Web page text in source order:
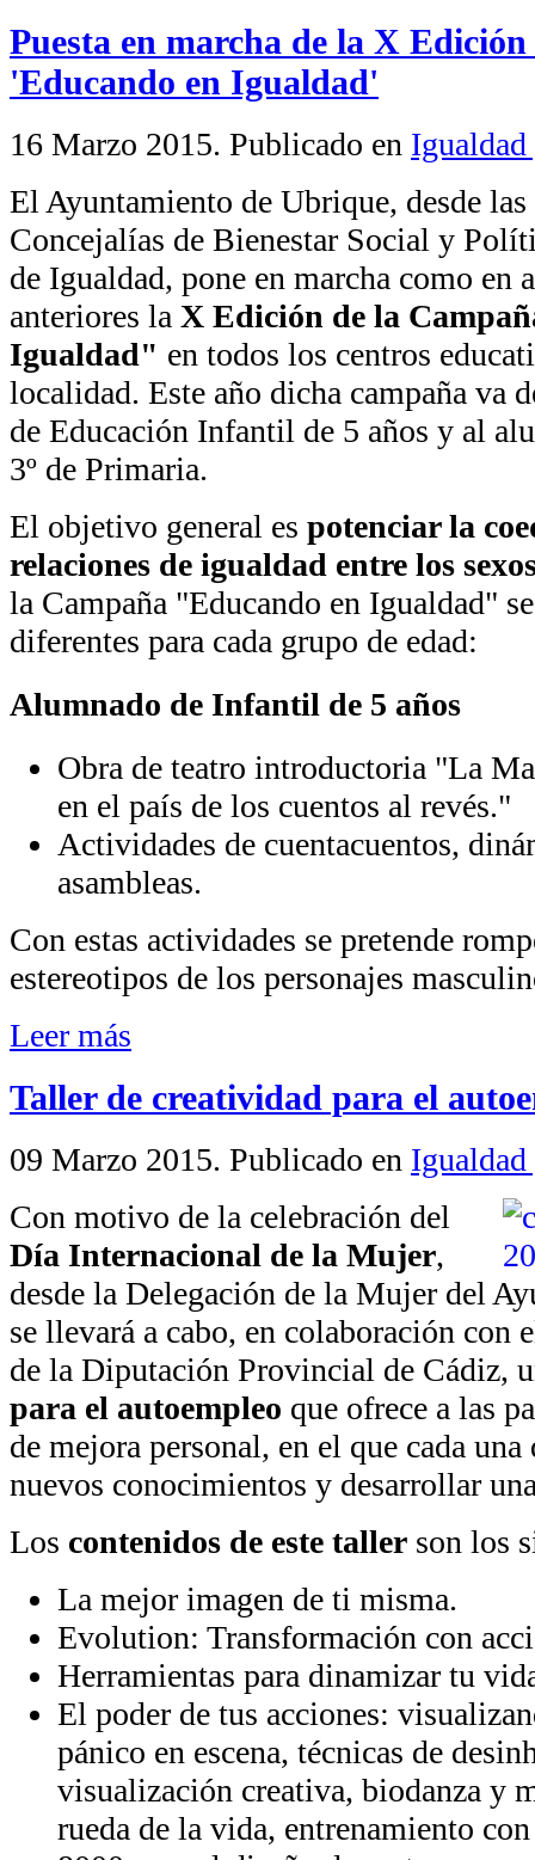
Puesta en marcha de la X
'Educando en Igualdad'
16 Marzo 2015. Publicado en
El Ayuntamiento de Ubrique, desde las
Concejalías de Bienestar Social y
de Igualdad, pone en marcha como en
anteriores la X Edición de la
Igualdad" en todos los centros
localidad. Este año dicha campaña va
de Educación Infantil de 5 años y al
3º de Primaria.
El objetivo general es potenciar la
relaciones de igualdad entre los
la Campaña "Educando en Igualdad"
diferentes para cada grupo de edad:
Alumnado de Infantil de 5 años
Obra de teatro introductoria "La
en el país de los cuentos al revés."
Actividades de cuentacuentos,
asambleas.
Con estas actividades se pretende
estereotipos de los personajes
Leer más
Taller de creatividad para el
09 Marzo 2015. Publicado en
Con motivo de la celebración del
Día Internacional de la Mujer,
desde la Delegación de la Mujer del
se llevará a cabo, en colaboración con
de la Diputación Provincial de Cádiz,
para el autoempleo que ofrece a las
de mejora personal, en el que cada
nuevos conocimientos y desarrollar
Los contenidos de este taller son los
La mejor imagen de ti misma.
Evolution: Transformación con
Herramientas para dinamizar tu
El poder de tus acciones:
pánico en escena, técnicas de
visualización creativa, biodanza y
rueda de la vida, entrenamiento